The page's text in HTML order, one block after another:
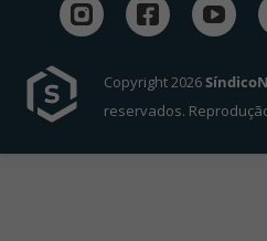
Copyright 2026
reservados.